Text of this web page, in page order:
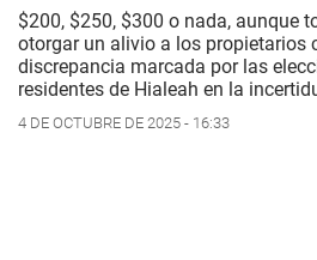
$200, $250, $300 o nada, aunque
otorgar un alivio a los propietarios
discrepancia marcada por las
residentes de Hialeah en la
4 DE OCTUBRE DE 2025 - 16:33